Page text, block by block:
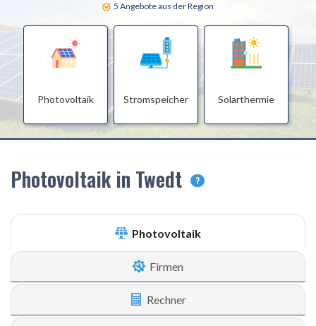
5 Angebote aus der Region
Photovoltaik Stromspeicher Solarthermie
Photovoltaik in Twedt ?
Photovoltaik
Firmen
Rechner